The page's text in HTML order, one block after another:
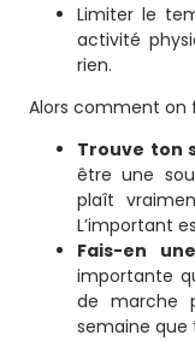
Limiter le
activité
rien.
Alors comment
Trouve ton
être une
plaît
L’important
Fais-en
importante
de marche
semaine que